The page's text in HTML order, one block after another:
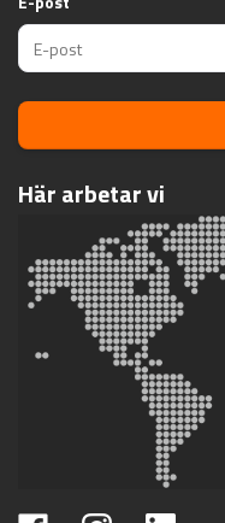
Här arbetar vi